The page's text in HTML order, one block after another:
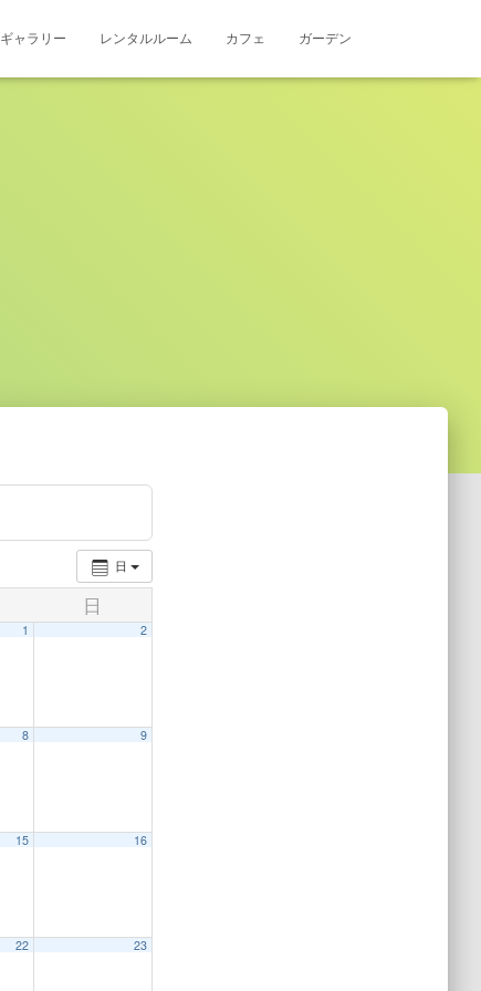
ギャラリー レンタルルーム カフェ ガーデン
日
日
1 2
8 9
15 16
22 23